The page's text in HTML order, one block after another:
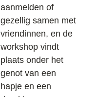
aanmelden of
gezellig samen met
vriendinnen, en de
workshop vindt
plaats onder het
genot van een
hapje en een